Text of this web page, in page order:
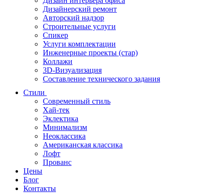
Дизайнерский ремонт
Авторский надзор
Строительные услуги
Спикер
Услуги комплектации
Инженерные проекты (стар)
Коллажи
3D-Визуализация
Составление технического задания
Стили
Современный стиль
Хай-тек
Эклектика
Минимализм
Неоклассика
Американская классика
Лофт
Прованс
Цены
Блог
Контакты